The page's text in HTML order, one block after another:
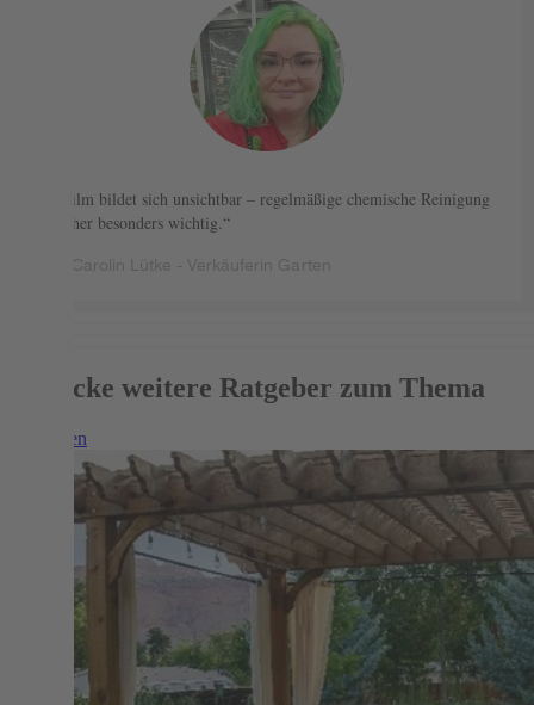
Biofilm bildet sich unsichtbar – regelmäßige chemische Reinigung
ist daher besonders wichtig.
Entdecke weitere Ratgeber zum Thema
Weiterlesen